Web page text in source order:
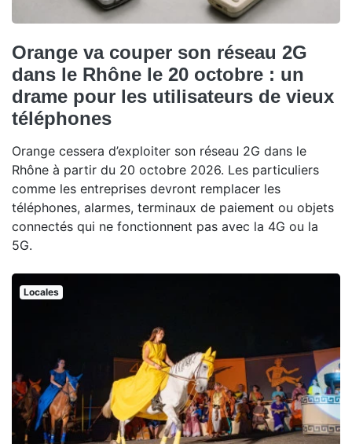
Orange va couper son réseau 2G
dans le Rhône le 20 octobre : un
drame pour les utilisateurs de vieux
téléphones
Orange cessera d’exploiter son réseau 2G dans le
Rhône à partir du 20 octobre 2026. Les particuliers
comme les entreprises devront remplacer les
téléphones, alarmes, terminaux de paiement ou objets
connectés qui ne fonctionnent pas avec la 4G ou la
5G.
Locales